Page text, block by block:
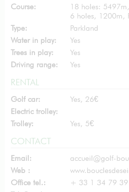
Course:
18 holes:
6 holes, 1200m,
Type:
Parkland
Water in play:
Yes
Trees in play:
Yes
Driving range:
Yes
RENTAL
Golf car:
Yes, 26€
Electric trolley:
Trolley:
Yes, 5€
CONTACT
Email:
accueil@golf-
Web :
Office tel.:
+ 33 1 34 79